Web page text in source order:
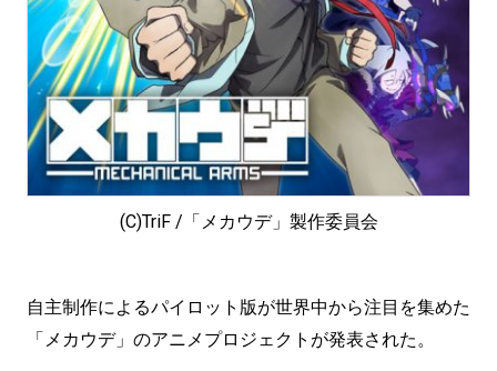
(C)TriF /「メカウデ」製作委員会
自主制作によるパイロット版が世界中から注目を集めた
「メカウデ」のアニメプロジェクトが発表された。